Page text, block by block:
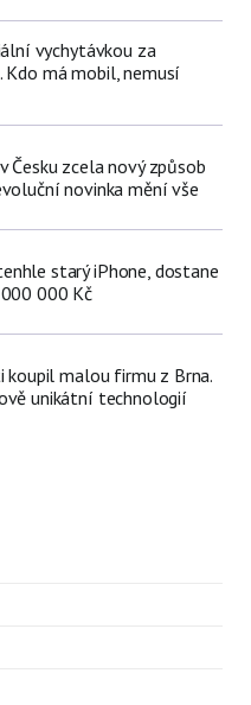
vychytávkou za
Kdo má mobil, nemusí
Česku zcela nový způsob
novinka mění vše
starý iPhone, dostane
000 Kč
koupil malou firmu z Brna.
unikátní technologií